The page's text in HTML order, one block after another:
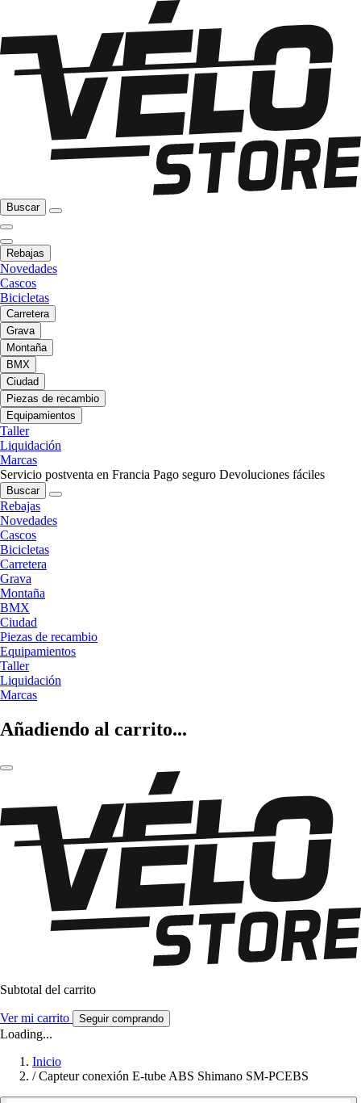
Buscar
Rebajas
Novedades
Cascos
Bicicletas
Carretera
Grava
Montaña
BMX
Ciudad
Piezas de recambio
Equipamientos
Taller
Liquidación
Marcas
Servicio postventa en Francia Pago seguro Devoluciones fáciles
Buscar
Rebajas
Novedades
Cascos
Bicicletas
Carretera
Grava
Montaña
BMX
Ciudad
Piezas de recambio
Equipamientos
Taller
Liquidación
Marcas
Añadiendo al carrito...
Subtotal del carrito
Ver mi carrito Seguir comprando
Loading...
Inicio
/ Capteur conexión E-tube ABS Shimano SM-PCEBS